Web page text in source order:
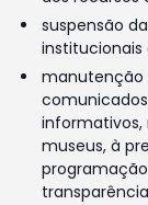
suspensão
manutenção
informativos,
museus, à